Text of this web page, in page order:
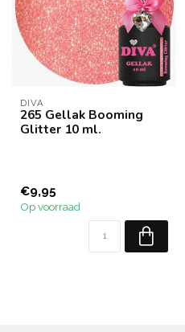
DIVA
265 Gellak Booming
Glitter 10 ml.
€9,95
Op voorraad